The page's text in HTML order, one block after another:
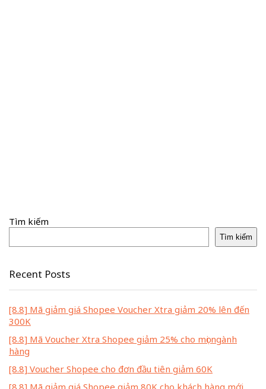
Tìm kiếm
Tìm kiếm
Recent Posts
[8.8] Mã giảm giá Shopee Voucher Xtra giảm 20% lên đến
300K
[8.8] Mã Voucher Xtra Shopee giảm 25% cho mọi ngành
hàng
[8.8] Voucher Shopee cho đơn đầu tiên giảm 60K
[8.8] Mã giảm giá Shopee giảm 80K cho khách hàng mới